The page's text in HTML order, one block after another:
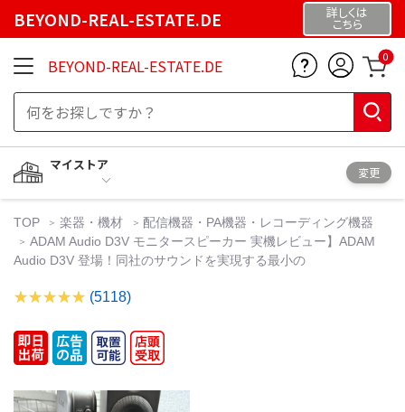
BEYOND-REAL-ESTATE.DE 詳しくは
こちら
BEYOND-REAL-ESTATE.DE 0
マイストア
変更
TOP 楽器・機材
配信機器・PA機器・レコーディング機器
ADAM Audio D3V モニタースピーカー 実機レビュー】ADAM
Audio D3V 登場！同社のサウンドを実現する最小の
(5118)